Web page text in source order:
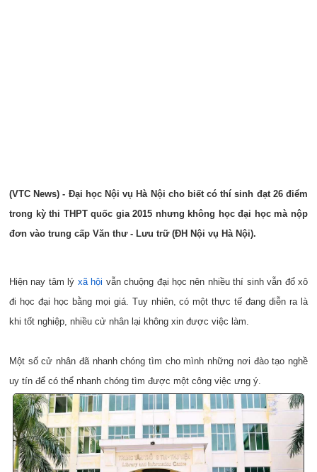
(VTC News) - Đại học Nội vụ Hà Nội cho biết có thí sinh đạt 26 điểm
trong kỳ thi THPT quốc gia 2015 nhưng không học đại học mà nộp
đơn vào trung cấp Văn thư - Lưu trữ (ĐH Nội vụ Hà Nội).
Hiện nay tâm lý xã hội vẫn chuộng đại học nên nhiều thí sinh vẫn đổ xô
đi học đại học bằng mọi giá. Tuy nhiên, có một thực tế đang diễn ra là
khi tốt nghiệp, nhiều cử nhân lại không xin được việc làm.
Một số cử nhân đã nhanh chóng tìm cho mình những nơi đào tạo nghề
uy tín để có thể nhanh chóng tìm được một công việc ưng ý.